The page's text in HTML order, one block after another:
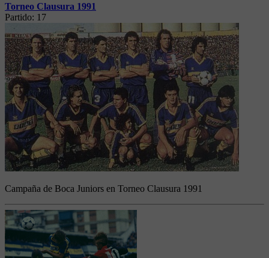
Torneo Clausura 1991
Partido: 17
Campaña de Boca Juniors en Torneo Clausura 1991